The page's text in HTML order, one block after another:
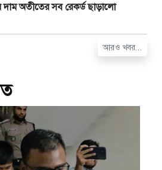
দাম অতীতের সব রেকর্ড ছাড়ালো
আরও খবর...